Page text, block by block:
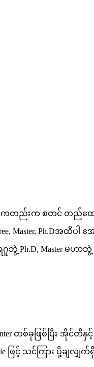
၀၇ ခုနှစ် ကတည်းက စတ
Master, Ph.Dအ
မဟာဘွဲ့ ၊ BE,
စ်ခုဖြစ်ပြီး အိုင်တီနှင့်
Style ဖြင့် သင်ကြား ပို့